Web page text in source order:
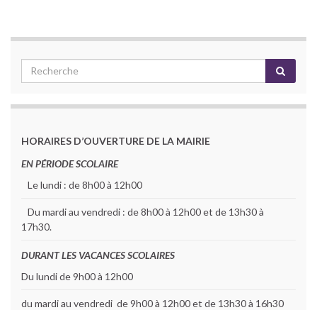
HORAIRES D’OUVERTURE DE LA MAIRIE
EN PÉRIODE SCOLAIRE
Le lundi : de 8h00 à 12h00
Du mardi au vendredi : de 8h00 à 12h00 et de 13h30 à
17h30.
DURANT LES VACANCES SCOLAIRES
Du lundi de 9h00 à 12h00
du mardi au vendredi de 9h00 à 12h00 et de 13h30 à 16h30